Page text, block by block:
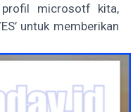
microsotf kita,
untuk memberikan